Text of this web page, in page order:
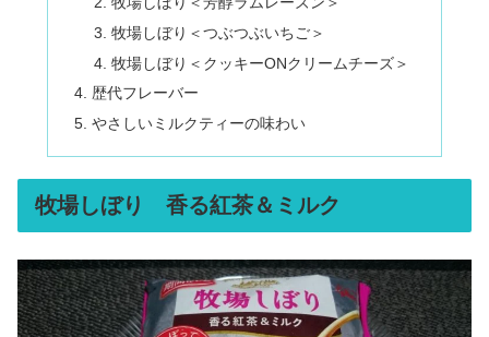
牧場しぼり＜つぶつぶいちご＞
牧場しぼり＜クッキーONクリームチーズ＞
歴代フレーバー
やさしいミルクティーの味わい
牧場しぼり 香る紅茶＆ミルク